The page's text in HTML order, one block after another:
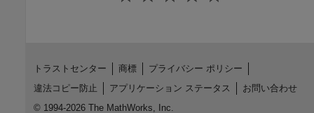
トラストセンター 商標
プライバシー ポリシー
違法コピー防止
アプリケーション ステータス
お問い合わせ
© 1994-2026 The MathWorks, Inc.